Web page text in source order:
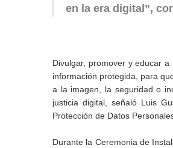
en la era digital”,
Divulgar, promover y educar
información protegida, para
a la imagen, la seguridad o
justicia digital, señaló Luis
Protección de Datos
Durante la Ceremonia de